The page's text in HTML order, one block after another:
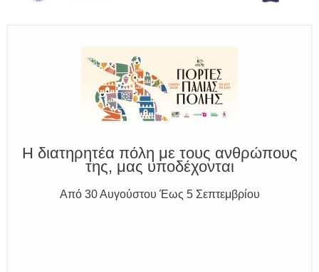
Η διατηρητέα πόλη με τους ανθρώπους
της, μας υποδέχονται